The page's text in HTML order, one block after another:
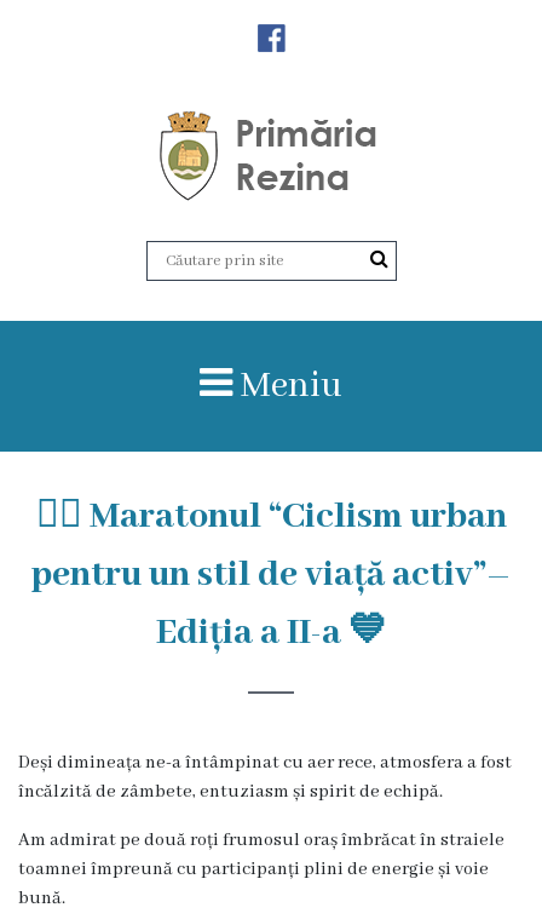
Amalgamare
în
Rezina
audiență
Primarul
Aparatul
Meniu
🚴‍♂‍ Maratonul “Ciclism urban
pentru un stil de viață activ”–
Ediția a II-a 💙
Deși dimineața ne-a întâmpinat cu aer rece, atmosfera a fost
încălzită de zâmbete, entuziasm și spirit de echipă.
Am admirat pe două roți frumosul oraș îmbrăcat în straiele
toamnei împreună cu participanți plini de energie și voie
bună.